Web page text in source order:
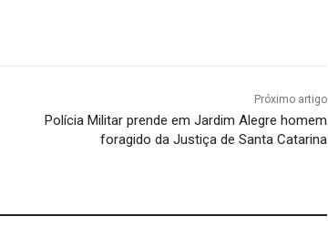
Próximo artigo
Polícia Militar prende em Jardim Alegre homem
foragido da Justiça de Santa Catarina